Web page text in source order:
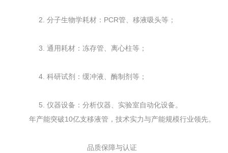
2. 分子生物学耗材：PCR管、移液吸头等；
3. 通用耗材：冻存管、离心柱等；
4. 科研试剂：缓冲液、酶制剂等；
5. 仪器设备：分析仪器、实验室自动化设备。
年产能突破10亿支移液管，技术实力与产能规模行业领先。
品质保障与认证